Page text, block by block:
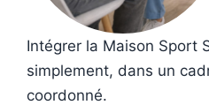
Intégrer la Maison Sport
simplement, dans un
coordonné.